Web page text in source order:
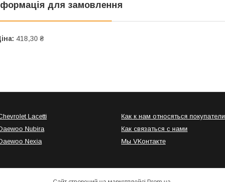
для замовлення
418,30 ₴
Lacetti
Nubira
Nexia
Как к нам относяться покупатели
Как связаться с нами
Мы VKонтакте